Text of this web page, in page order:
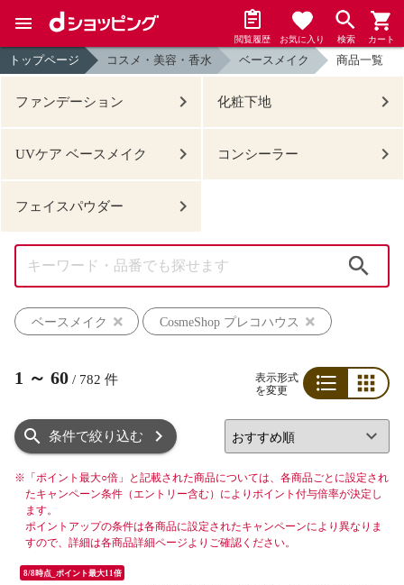
閲覧履歴 お気に入り 検索 カート
トップページ コスメ・美容・香水 ベースメイク 商品一覧
ファンデーション 化粧下地
UVケア ベースメイク コンシーラー
フェイスパウダー
ベースメイク
CosmeShop プレコハウス
1 ～ 60 / 782 件
表示形式
を変更
条件で絞り込む
※ 「ポイント最大○倍」と記載された商品については、各商品ごとに設定され
たキャンペーン条件（エントリー含む）によりポイント付与倍率が決定し
ます。
ポイントアップの条件は各商品に設定されたキャンペーンにより異なりま
すので、詳細は各商品詳細ページよりご確認ください。
8/8時点_ポイント最大11倍